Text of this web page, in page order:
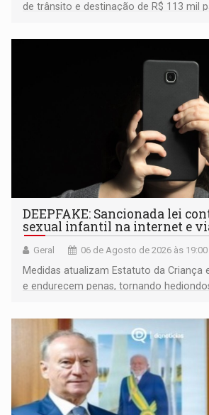
de trânsito e destinação de R$ 113 mil
DEEPFAKE: Sancionada lei
sexual infantil na internet e
Geral 06 de Agosto de 2026 às 19:00
Medidas atualizam Estatuto da Criança
e endurecem penas, tornando